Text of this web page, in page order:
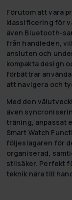
Förutom att vara
klassificering för
även Bluetooth-
från handleden,
ansluten och
kompakta design
förbättrar
att navigera och
Med den
även
träning, anpassat
Smart Watch
följeslagaren för
organiserad,
stilsäker. Perfekt
teknik nära till